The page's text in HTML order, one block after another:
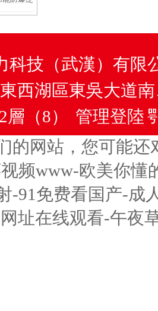
科技（武漢）有限
西湖區東吳大道
層（8）
管理登陸
的网站，您可能还
频www-欧美你懂
-91免费看国产-成
址在线观看-午夜